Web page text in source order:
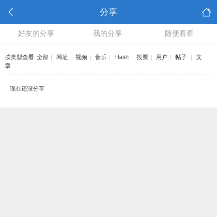
分享
好友的分享 我的分享 随便看看
按类型查看: 全部 网址 视频 音乐 Flash 投票 用户 帖子
文
章
现在还没分享